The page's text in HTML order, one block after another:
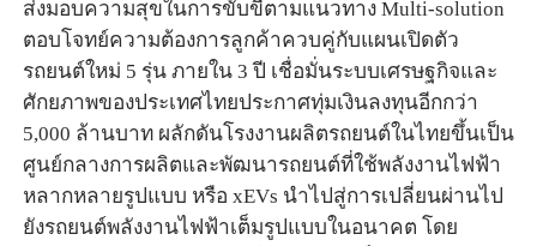
ส่งมอบความสุขในการขับขี่ตามแนวทาง Multi-solution
ตอบโจทย์ความต้องการลูกค้าควบคู่กับแผนเปิดตัว
รถยนต์ใหม่ 5 รุ่น ภายใน 3ปี เชื่อมั่นระบบเศรษฐกิจและ
ศักยภาพของประเทศไทยประกาศทุ่มเงินลงทุนอีกกว่า
5,000 ล้านบาท ผลักดันโรงงานผลิตรถยนต์ในไทยขึ้นเป็น
ศูนย์กลางการผลิตและพัฒนารถยนต์ที่ใช้พลังงานไฟฟ้า
หลากหลายรูปแบบ หรือ xEVs นำไปสู่การเปลี่ยนผ่านไป
ยังรถยนต์พลังงานไฟฟ้าเต็มรูปแบบในอนาคต โดย